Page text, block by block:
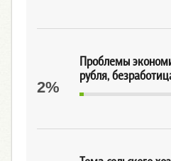
Проблемы
рубля,
2%